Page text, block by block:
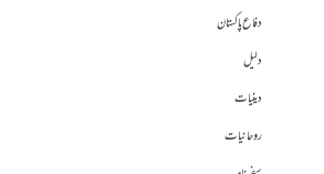
دفاع پاکستان
دلیل
دینیات
روحانیات